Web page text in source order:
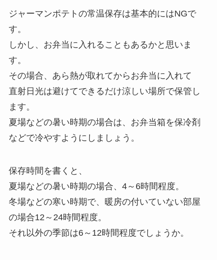
ジャーマンポテトの常温保存は基本的にはNGで
す。
しかし、お弁当に入れることもあるかと思いま
す。
その場合、あら熱が取れてからお弁当に入れて
直射日光は避けてできるだけ涼しい場所で保管し
ます。
夏場などの暑い時期の場合は、お弁当箱を保冷剤
などで冷やすようにしましょう。
保存時間を書くと、
夏場などの暑い時期の場合、4～6時間程度。
冬場などの寒い時期で、暖房の付いていない部屋
の場合12～24時間程度。
それ以外の季節は6～12時間程度でしょうか。